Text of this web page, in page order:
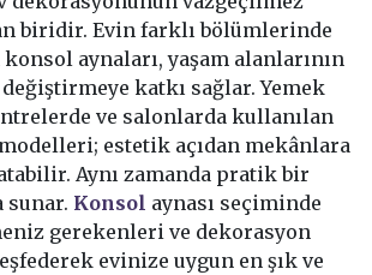
biridir. Evin farklı bölümlerinde
aynaları, yaşam alanlarının
katkı sağlar. Yemek
ve salonlarda kullanılan
estetik açıdan mekânlara
Aynı zamanda pratik bir
sunar. Konsol aynası seçiminde
gerekenleri ve dekorasyon
evinize uygun en şık ve